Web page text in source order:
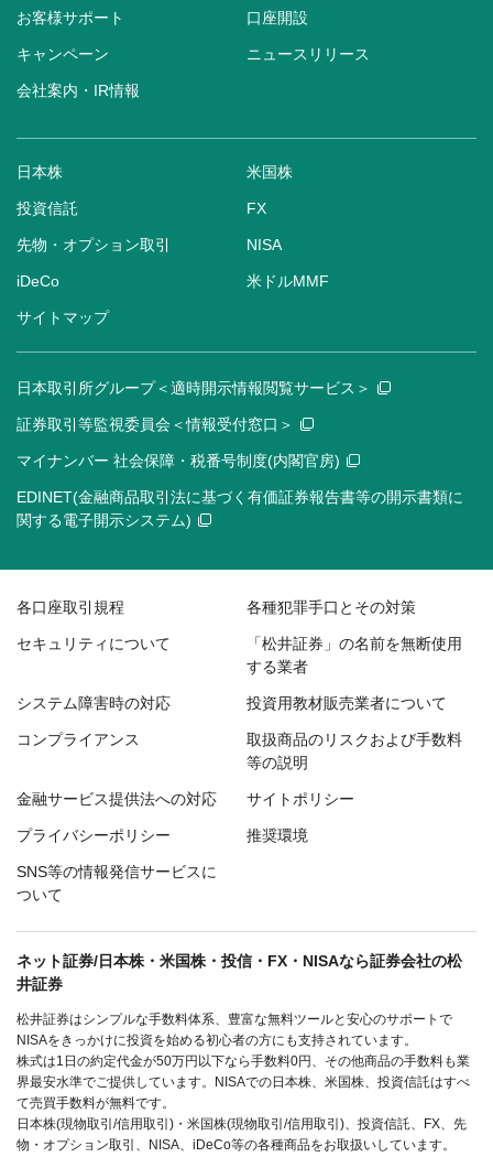
お客様サポート 口座開設
キャンペーン ニュースリリース
会社案内・IR情報
日本株 米国株
投資信託 FX
先物・オプション取引 NISA
iDeCo 米ドルMMF
サイトマップ
日本取引所グループ＜適時開示情報閲覧サービス＞
証券取引等監視委員会＜情報受付窓口＞
マイナンバー 社会保障・税番号制度(内閣官房)
EDINET(金融商品取引法に基づく有価証券報告書等の開示書類に
関する電子開示システム)
各口座取引規程 各種犯罪手口とその対策
セキュリティについて
「松井証券」の名前を無断使用
する業者
システム障害時の対応 投資用教材販売業者について
コンプライアンス
取扱商品のリスクおよび手数料
等の説明
金融サービス提供法への対応 サイトポリシー
プライバシーポリシー 推奨環境
SNS等の情報発信サービスに
ついて
ネット証券/日本株・米国株・投信・FX・NISAなら証券会社の松
井証券
松井証券はシンプルな手数料体系、豊富な無料ツールと安心のサポートで
NISAをきっかけに投資を始める初心者の方にも支持されています。
株式は1日の約定代金が50万円以下なら手数料0円、その他商品の手数料も業
界最安水準でご提供しています。NISAでの日本株、米国株、投資信託はすべ
て売買手数料が無料です。
日本株(現物取引/信用取引)・米国株(現物取引/信用取引)、投資信託、FX、先
物・オプション取引、NISA、iDeCo等の各種商品をお取扱いしています。